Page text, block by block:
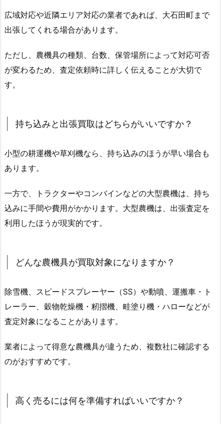
広域対応や近隣エリア対応の業者であれば、大石田町まで
出張してくれる場合があります。
ただし、農機具の種類、台数、保管場所によって対応可否
が変わるため、査定依頼時に詳しく伝えることが大切で
す。
持ち込みと出張買取はどちらがいいですか？
小型の耕運機や草刈機なら、持ち込みのほうが早い場合も
あります。
一方で、トラクターやコンバインなどの大型農機は、持ち
込みに手間や費用がかかります。大型農機は、出張査定を
利用したほうが現実的です。
どんな農機具が買取対象になりますか？
除雪機、スピードスプレーヤー（SS）や動噴、運搬車・ト
レーラー、穀物乾燥機・籾摺機、畦塗り機・ハローなどが
査定対象になることがあります。
業者によって得意な農機具が違うため、複数社に確認する
のがおすすめです。
高く売るには何を準備すればいいですか？